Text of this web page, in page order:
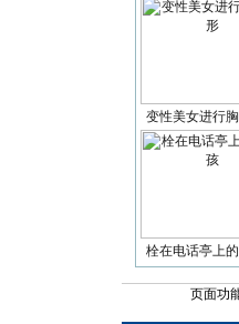
变性美女进行
栓在电话亭上
页面功